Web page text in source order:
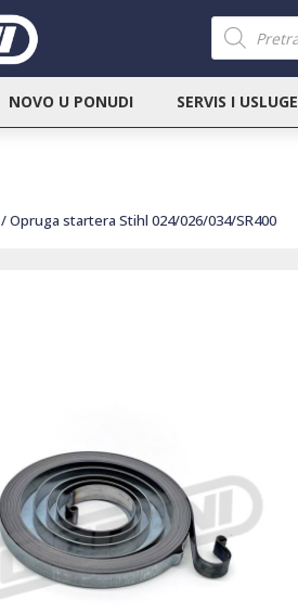
Products
search
NOVO U PONUDI SERVIS I USLUGE
/ Opruga startera Stihl 024/026/034/SR400